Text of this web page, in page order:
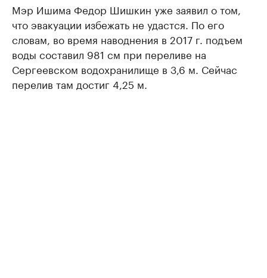
Мэр Ишима Федор Шишкин уже заявил о том,
что эвакуации избежать не удастся. По его
словам, во время наводнения в 2017 г. подъем
воды составил 981 см при переливе на
Сергеевском водохранилище в 3,6 м. Сейчас
перелив там достиг 4,25 м.